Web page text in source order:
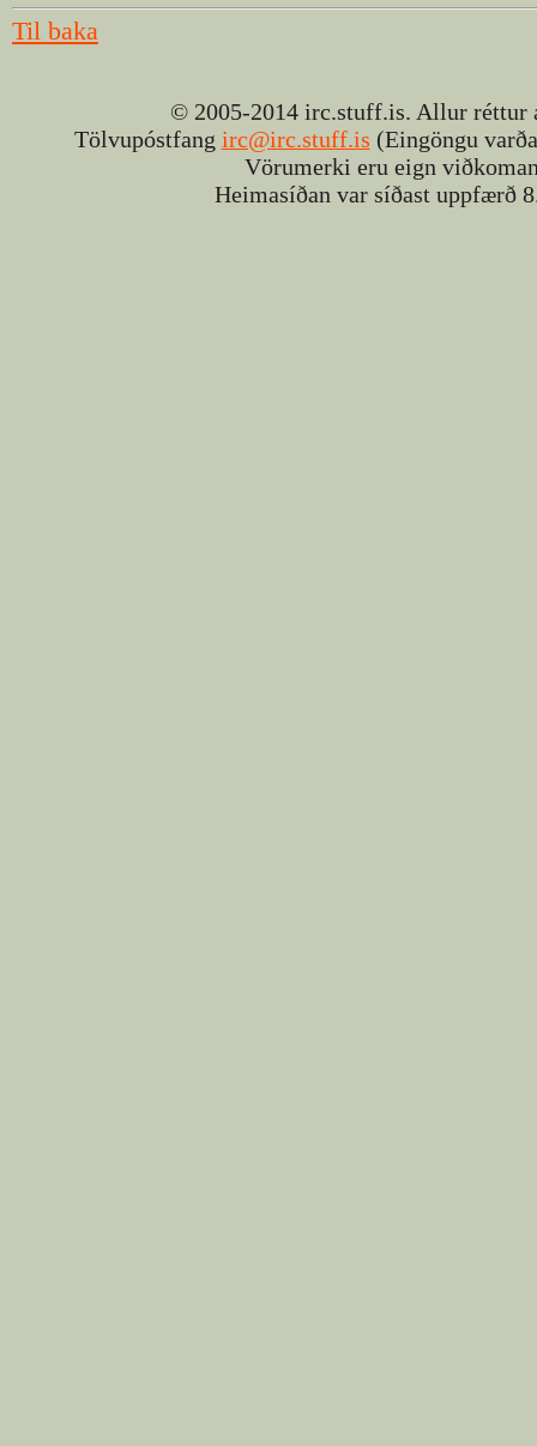
Til baka
© 2005-2014 irc.stuff.is. Allur
Tölvupóstfang irc@irc.stuff.is (Eingöngu
Vörumerki eru eign
Heimasíðan var síðast uppfærð